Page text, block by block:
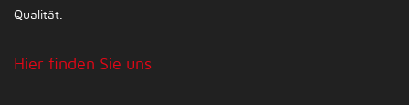
Qualität.
Hier finden Sie uns